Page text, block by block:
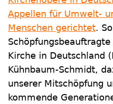
Appellen für Umwelt-
Menschen gerichtet.
Kirche in Deutschland
Kühnbaum-Schmidt,
unserer Mitschöpfung
kommende